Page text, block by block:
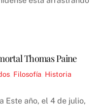
Thomas Paine
Filosofía Historia
Este año, el 4 de julio,